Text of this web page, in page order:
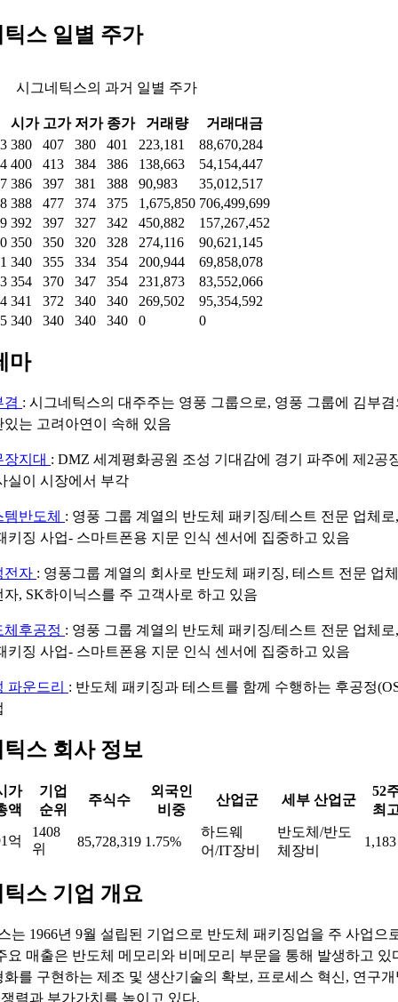
스 일별 주가
시그네틱스의 과거 일별 주가
시가 고가 저가 종가 거래량
거래대금
380 407 380 401 223,181
88,670,284
400 413 384 386 138,663
54,154,447
386 397 381 388 90,983
35,012,517
388 477 374 375 1,675,850 706,499,699
392 397 327 342 450,882
157,267,452
350 350 320 328 274,116
90,621,145
340 355 334 354 200,944
69,858,078
354 370 347 354 231,873
83,552,066
341 372 340 340 269,502
95,354,592
340 340 340 340 0 0
마
겸 : 시그네틱스의 대주주는 영풍 그룹으로, 영풍 그룹에 김부
있는 고려아연이 속해 있음
장지대 : DMZ 세계평화공원 조성 기대감에 경기 파주에 제2공
실이 시장에서 부각
템반도체 : 영풍 그룹 계열의 반도체 패키징/테스트 전문 업체
키징 사업- 스마트폰용 지문 인식 센서에 집중하고 있음
전자 : 영풍그룹 계열의 회사로 반도체 패키징, 테스트 전문 업
자, SK하이닉스를 주 고객사로 하고 있음
체후공정 : 영풍 그룹 계열의 반도체 패키징/테스트 전문 업체
키징 사업- 스마트폰용 지문 인식 센서에 집중하고 있음
파운드리 : 반도체 패키징과 테스트를 함께 수행하는 후공정
스 회사 정보
가
액
기업
순위
주식수
외국인
비중
산업군 세부 산업군
52
최
억
1408
위
85,728,319 1.75%
하드웨
어/IT장비
반도체/반도
체장비
1,183
스 기업 개요
는 1966년 9월 설립된 기업으로 반도체 패키징업을 주 사업으
요 매출은 반도체 메모리와 비메모리 부문을 통해 발생하고 있
화를 구현하는 제조 및 생산기술의 확보, 프로세스 혁신, 연구
력과 부가가치를 높이고 있다.